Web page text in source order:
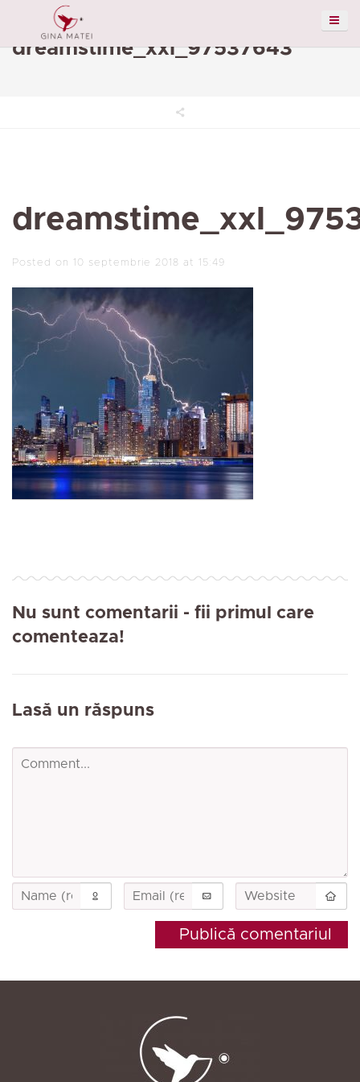
dreamstime_xxl_97537643
Posted on 10 septembrie 2018 at 15:49
Nu sunt comentarii - fii primul care
comenteaza!
Lasă un răspuns